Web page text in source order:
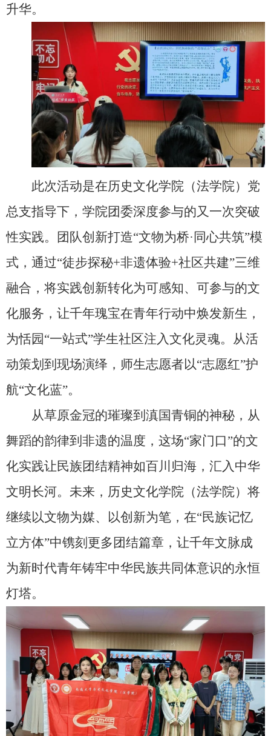
升华。
此次活动是在历史文化学院（法学院）党
总支指导下，学院团委深度参与的又一次突破
性实践。团队创新打造“文物为桥·同心共筑”模
式，通过“徒步探秘+非遗体验+社区共建”三维
融合，将实践创新转化为可感知、可参与的文
化服务，让千年瑰宝在青年行动中焕发新生，
为恬园“一站式”学生社区注入文化灵魂。从活
动策划到现场演绎，师生志愿者以“志愿红”护
航“文化蓝”。
从草原金冠的璀璨到滇国青铜的神秘，从
舞蹈的韵律到非遗的温度，这场“家门口”的文
化实践让民族团结精神如百川归海，汇入中华
文明长河。未来，历史文化学院（法学院）将
继续以文物为媒、以创新为笔，在“民族记忆
立方体”中镌刻更多团结篇章，让千年文脉成
为新时代青年铸牢中华民族共同体意识的永恒
灯塔。